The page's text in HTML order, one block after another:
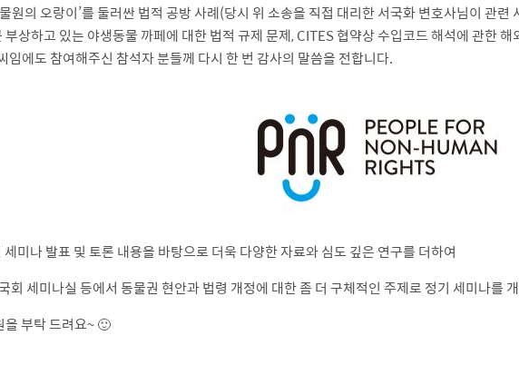
원의 오랑이’를 둘러싼 법적 공방 사례(당시 위 소송을 직접 대리한 서국화 변호사님이 관
부상하고 있는 야생동물 까페에 대한 법적 규제 문제, CITES 협약상 수입코드 해석에 관한
임에도 참여해주신 참석자 분들께 다시 한 번 감사의 말씀을 전합니다.
미나 발표 및 토론 내용을 바탕으로 더욱 다양한 자료와 심도 깊은 연구를 더하여
세미나실 등에서 동물권 현안과 법령 개정에 대한 좀 더 구체적인 주제로 정기 세미나를
부탁 드려요~ 🙂